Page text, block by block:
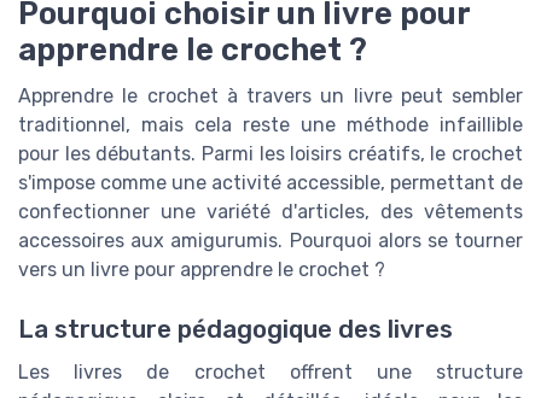
Pourquoi choisir un livre pour
apprendre le crochet ?
Apprendre le crochet à travers un livre peut sembler
traditionnel, mais cela reste une méthode infaillible
pour les débutants. Parmi les loisirs créatifs, le crochet
s'impose comme une activité accessible, permettant de
confectionner une variété d'articles, des vêtements
accessoires aux amigurumis. Pourquoi alors se tourner
vers un livre pour apprendre le crochet ?
La structure pédagogique des livres
Les livres de crochet offrent une structure